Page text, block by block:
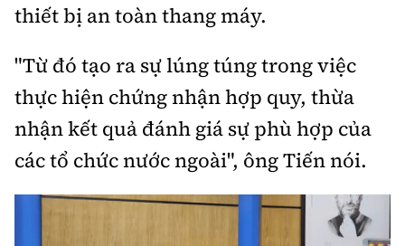
thiết bị an toàn thang máy.
"Từ đó tạo ra sự lúng túng trong việc
thực hiện chứng nhận hợp quy, thừa
nhận kết quả đánh giá sự phù hợp của
các tổ chức nước ngoài", ông Tiến nói.